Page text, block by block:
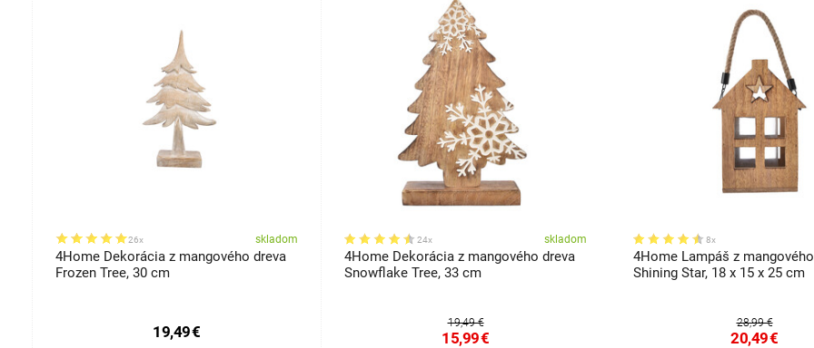
26x skladom
4Home Dekorácia z mangového dreva
Frozen Tree, 30 cm
19,49€
24x skladom
4Home Dekorácia z mangového dreva
Snowflake Tree, 33 cm
19,49 €
15,99€
8x
4Home Lampáš z
Shining Star, 18 x 15 x 25 cm
28,99 €
20,49€